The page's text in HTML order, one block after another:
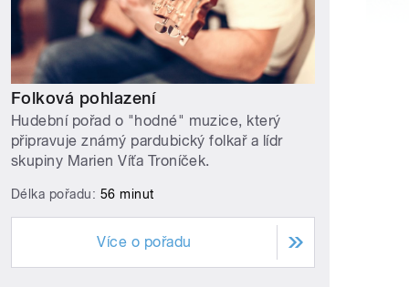
Folková pohlazení
Hudební pořad o "hodné" muzice, který
připravuje známý pardubický folkař a lídr
skupiny Marien Víťa Troníček.
Délka pořadu: 56 minut
Více o pořadu